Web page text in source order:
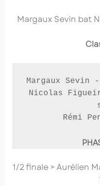
Margaux Sevin bat
Margaux
Nicolas
Rémi
1/2 finale > Aurélien